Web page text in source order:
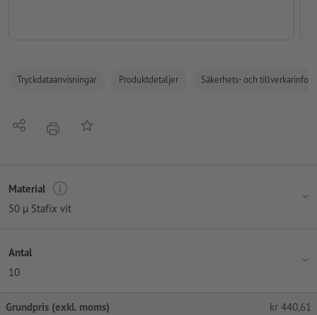
Tryckdataanvisningar Produktdetaljer Säkerhets- och
Dela erbjudandePå anteckningslistan
Material
50 µ Stafix vit
Antal
10
Grundpris (exkl. moms) kr 440,61